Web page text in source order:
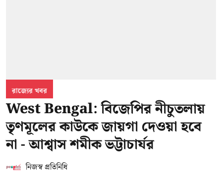
রাজ্যের খবর
West Bengal: বিজেপির নীচুতলায়
তৃণমূলের কাউকে জায়গা দেওয়া হবে
না - আশ্বাস শমীক ভট্টাচার্যর
নিজস্ব প্রতিনিধি